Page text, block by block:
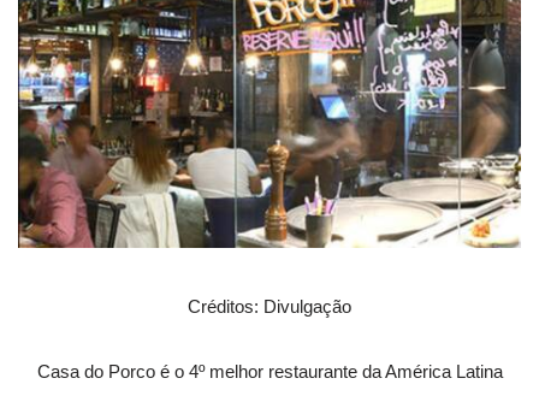
Créditos: Divulgação
Casa do Porco é o 4º melhor restaurante da América Latina